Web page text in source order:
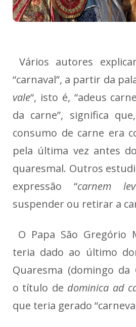
Vários autores
“carnaval”, a partir da
vale“, isto é, “adeus
da carne”, significa
consumo de carne era
pela última vez antes
quaresmal. Outros
expressão “carnem
suspender ou retirar a
O Papa São Gregório
teria dado ao último
Quaresma (domingo da
o título de dominica ad
que teria gerado